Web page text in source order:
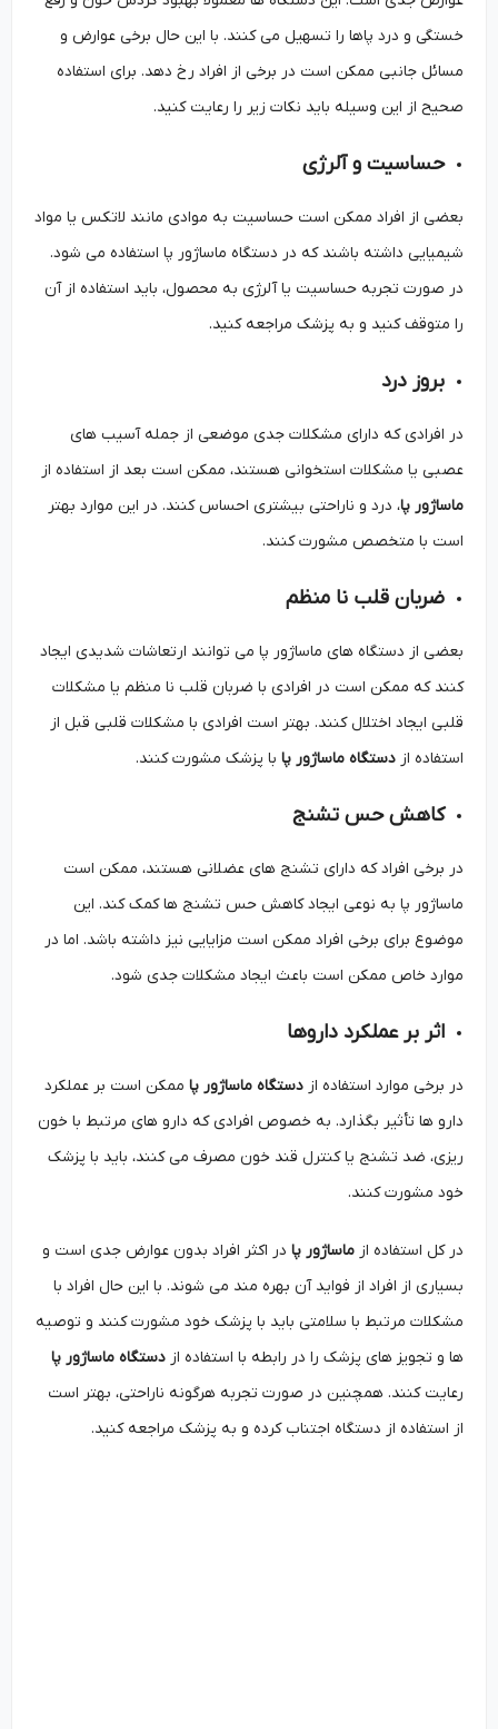
خستگی و درد پاها را تسهیل می‌ کنند. با این حال برخی عوارض و
مسائل جانبی ممکن است در برخی از افراد رخ دهد. برای استفاده
صحیح از این وسیله باید نکات زیر را رعایت کنید.
حساسیت و آلرژی
بعضی از افراد ممکن است حساسیت به موادی مانند لاتکس یا مواد
شیمیایی داشته باشند که در دستگاه ماساژور پا استفاده می ‌شود.
در صورت تجربه حساسیت یا آلرژی به محصول، باید استفاده از آن
را متوقف کنید و به پزشک مراجعه کنید.
بروز درد
در افرادی که دارای مشکلات جدی موضعی از جمله آسیب ‌های
عصبی یا مشکلات استخوانی هستند، ممکن است بعد از استفاده از
ماساژور پا، درد و ناراحتی بیشتری احساس کنند. در این موارد بهتر
است با متخصص مشورت کنند.
ضربان قلب نا منظم
بعضی از دستگاه‌ های ماساژور پا می ‌توانند ارتعاشات شدیدی ایجاد
کنند که ممکن است در افرادی با ضربان قلب نا منظم یا مشکلات
قلبی ایجاد اختلال کنند. بهتر است افرادی با مشکلات قلبی قبل از
استفاده ازدستگاه ماساژور پابا پزشک مشورت کنند.
کاهش حس تشنج
در برخی افراد که دارای تشنج ‌های عضلانی هستند، ممکن است
ماساژور پا به نوعی ایجاد کاهش حس تشنج‌ ها کمک کند. این
موضوع برای برخی افراد ممکن است مزایایی نیز داشته باشد. اما در
موارد خاص ممکن است باعث ایجاد مشکلات جدی شود.
اثر بر عملکرد داروها
در برخی موارد استفاده ازدستگاه ماساژور پاممکن است بر عملکرد
دارو ها تأثیر بگذارد. به خصوص افرادی که دارو های مرتبط با خون
‌ریزی، ضد تشنج یا کنترل قند خون مصرف می‌ کنند، باید با پزشک
خود مشورت کنند.
در کل استفاده ازماساژور پادر اکثر افراد بدون عوارض جدی است و
بسیاری از افراد از فواید آن بهره‌ مند می ‌شوند. با این حال افراد با
مشکلات مرتبط با سلامتی باید با پزشک خود مشورت کنند و توصیه
‌ها و تجویز های پزشک را در رابطه با استفاده ازدستگاه ماساژور پا
رعایت کنند. همچنین در صورت تجربه هرگونه ناراحتی، بهتر است
از استفاده از دستگاه اجتناب کرده و به پزشک مراجعه کنید.